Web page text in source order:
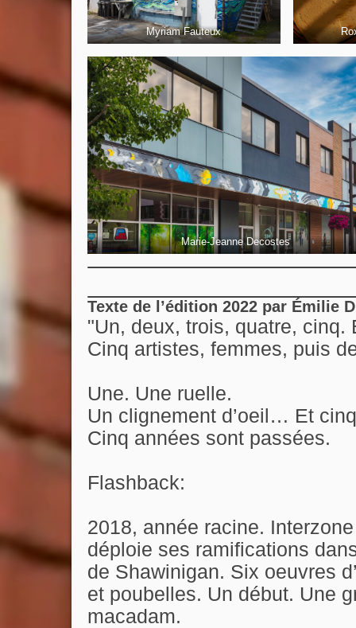
Myriam Fauteux
Marie-Jeanne Decostes
Texte de l’édition 2022 par Émilie
"Un, deux, trois, quatre, cinq.
Cinq artistes, femmes, puis
Une. Une ruelle.
Un clignement d’oeil… Et
Cinq années sont passées.
Flashback:
2018, année racine.
déploie ses ramifications
de Shawinigan. Six oeuvres
et poubelles. Un début. Une
macadam.